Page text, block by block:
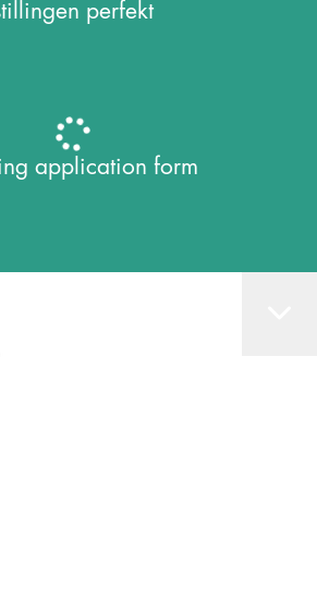
perfekt
application form